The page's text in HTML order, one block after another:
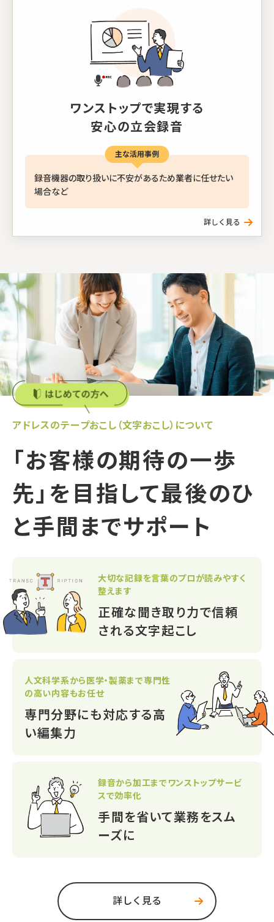
ワンストップで実現する
安心の立会録音
主な活用事例
録音機器の取り扱いに不安があるため業者に任せたい
場合など
アドレスのテープおこし（文字おこし）について
「お客様の期待の一歩
先」を目指して最後のひ
と手間までサポート
大切な記録を言葉のプロが読みやすく
整えます
正確な聞き取り力で信頼
される文字起こし
人文科学系から医学・製薬まで専門性
の高い内容もお任せ
専門分野にも対応する高
い編集力
録音から加工までワンストップサービ
スで効率化
手間を省いて業務をスム
ーズに
詳しく見る